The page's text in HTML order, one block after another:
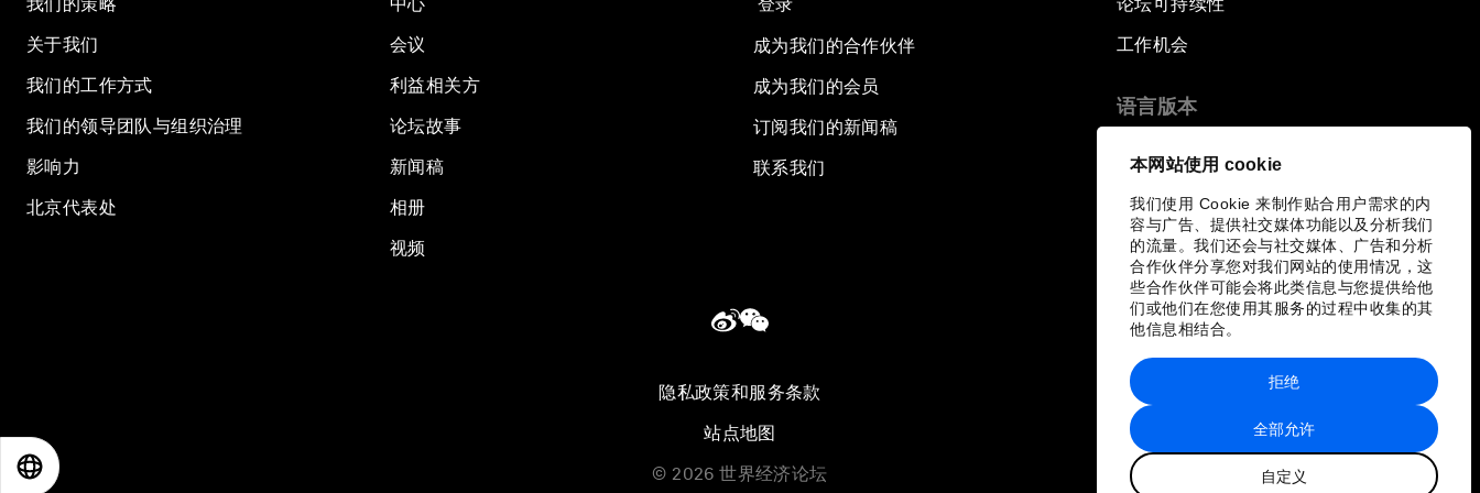
本网站使用 cookie
我们使用 Cookie 来制作贴合用户需求的内
容与广告、提供社交媒体功能以及分析我们
的流量。我们还会与社交媒体、广告和分析
合作伙伴分享您对我们网站的使用情况，这
些合作伙伴可能会将此类信息与您提供给他
们或他们在您使用其服务的过程中收集的其
他信息相结合。
全部允许
自定义
拒绝
关于我们
我们的工作方式
我们的领导团队与组织治理
影响力
北京代表处
会议
利益相关方
论坛故事
新闻稿
相册
视频
成为我们的合作伙伴
成为我们的会员
订阅我们的新闻稿
联系我们
工作机会
语言版本
隐私政策和服务条款
站点地图
© 2026 世界经济论坛